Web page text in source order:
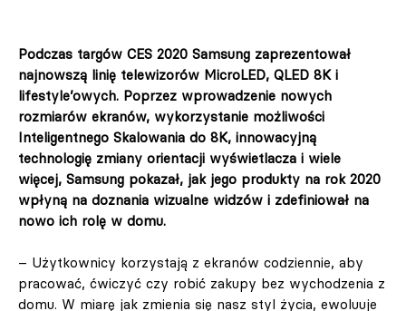
Podczas targów CES 2020 Samsung zaprezentował
najnowszą linię telewizorów MicroLED, QLED 8K i
lifestyle’owych. Poprzez wprowadzenie nowych
rozmiarów ekranów, wykorzystanie możliwości
Inteligentnego Skalowania do 8K, innowacyjną
technologię zmiany orientacji wyświetlacza i wiele
więcej, Samsung pokazał, jak jego produkty na rok 2020
wpłyną na doznania wizualne widzów i zdefiniował na
nowo ich rolę w domu.
– Użytkownicy korzystają z ekranów codziennie, aby
pracować, ćwiczyć czy robić zakupy bez wychodzenia z
domu. W miarę jak zmienia się nasz styl życia, ewoluuje
©2010-2026 LabelPunks. Delivered with ❤️ by
Empressia xTZKE